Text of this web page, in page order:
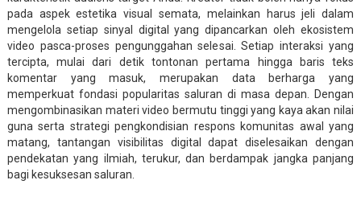
pada aspek estetika visual semata, melainkan harus jeli dalam
mengelola setiap sinyal digital yang dipancarkan oleh ekosistem
video pasca-proses pengunggahan selesai. Setiap interaksi yang
tercipta, mulai dari detik tontonan pertama hingga baris teks
komentar yang masuk, merupakan data berharga yang
memperkuat fondasi popularitas saluran di masa depan. Dengan
mengombinasikan materi video bermutu tinggi yang kaya akan nilai
guna serta strategi pengkondisian respons komunitas awal yang
matang, tantangan visibilitas digital dapat diselesaikan dengan
pendekatan yang ilmiah, terukur, dan berdampak jangka panjang
bagi kesuksesan saluran.